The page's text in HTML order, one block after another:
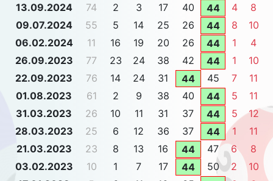
13.09.2024
74 2 3 17 40 44 4
8
09.07.2024
55 5 14 25 26 44 8
10
06.02.2024
11 16 19 20 26 44 1
4
26.09.2023
77 23 24 38 42 44 1
10
22.09.2023
76 14 24 31 44 45 7
11
01.08.2023
61 2 9 38 40 44 5
11
31.03.2023
26 10 11 31 37 44 5
12
28.03.2023
25 6 12 36 37 44 1
11
21.03.2023
23 8 13 16 44 47 6
8
03.02.2023
10 1 7 17 44 50 2
10